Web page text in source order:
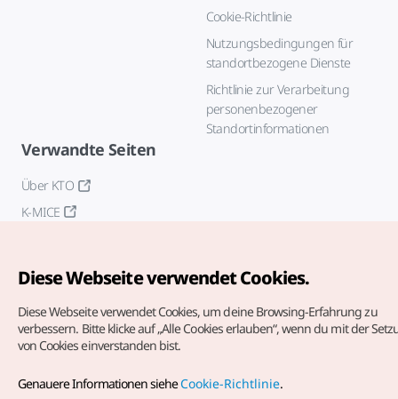
Cookie-Richtlinie
Nutzungsbedingungen für
standortbezogene Dienste
Richtlinie zur Verarbeitung
personenbezogener
Standortinformationen
Verwandte Seiten
Über KTO
K-MICE
vorbehalten.
Diese Webseite verwendet Cookies.
Diese Webseite verwendet Cookies, um deine Browsing-Erfahrung zu
verbessern. Bitte klicke auf „Alle Cookies erlauben“, wenn du mit der
von Cookies einverstanden bist.
Genauere Informationen sieheCookie-Richtlinie.